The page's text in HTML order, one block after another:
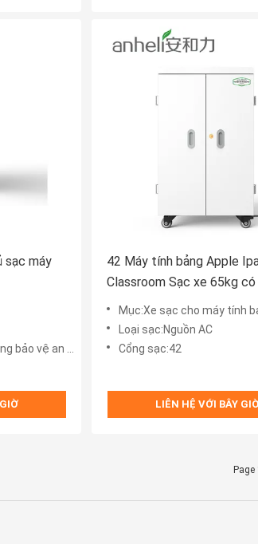
sạc máy
vệ an ninh 8S
42 Máy tính bảng Apple
Classroom Sạc xe 65kg
gióMục:Xe sạc cho máy tính
Loại sạc:Nguồn AC
Cổng sạc:42
LIÊN HỆ VỚI BÂY